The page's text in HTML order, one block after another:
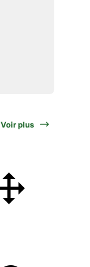
Voir plus